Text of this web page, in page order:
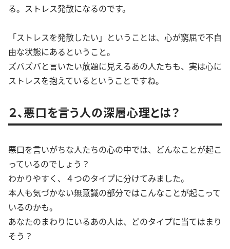
る。ストレス発散になるのです。
「ストレスを発散したい」ということは、心が窮屈で不自
由な状態にあるということ。
ズバズバと言いたい放題に見えるあの人たちも、実は心に
ストレスを抱えているということですね。
２、悪口を言う人の深層心理とは？
悪口を言いがちな人たちの心の中では、どんなことが起こ
っているのでしょう？
わかりやすく、４つのタイプに分けてみました。
本人も気づかない無意識の部分ではこんなことが起こって
いるのかも。
あなたのまわりにいるあの人は、どのタイプに当てはまり
そう？